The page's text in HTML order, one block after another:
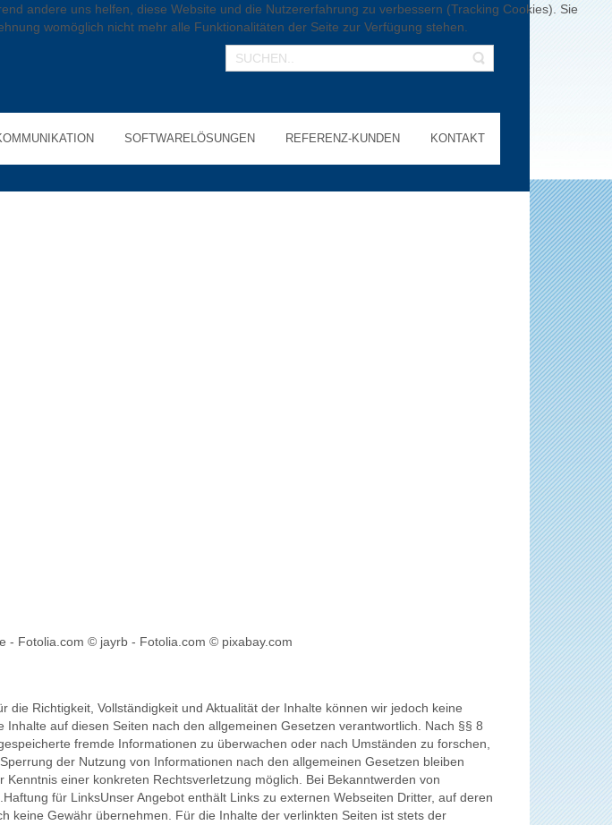
SOFTWARELÖSUNGEN REFERENZ-KUNDEN KONTAKT
Fotolia.com © jayrb - Fotolia.com © pixabay.com
Richtigkeit, Vollständigkeit und Aktualität der Inhalte können wir jedoch keine
auf diesen Seiten nach den allgemeinen Gesetzen verantwortlich. Nach §§ 8
fremde Informationen zu überwachen oder nach Umständen zu forschen,
der Nutzung von Informationen nach den allgemeinen Gesetzen bleiben
einer konkreten Rechtsverletzung möglich. Bei Bekanntwerden von
für LinksUnser Angebot enthält Links zu externen Webseiten Dritter, auf deren
keine Gewähr übernehmen. Für die Inhalte der verlinkten Seiten ist stets der
andere uns helfen, diese Website und die Nutzererfahrung zu verbessern (Tracking Cookies). Sie
womöglich nicht mehr alle Funktionalitäten der Seite zur Verfügung stehen.